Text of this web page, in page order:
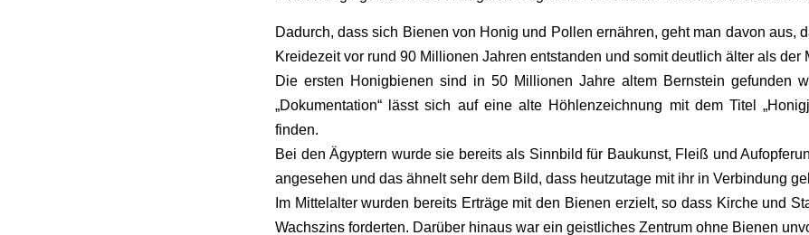
Dadurch, dass sich Bienen von Honig und Pollen ernähren, geht man davon aus,
Kreidezeit vor rund 90 Millionen Jahren entstanden und somit deutlich älter als der
Die ersten Honigbienen sind in 50 Millionen Jahre altem Bernstein gefunden
„Dokumentation“ lässt sich auf eine alte Höhlenzeichnung mit dem Titel
finden.
Bei den Ägyptern wurde sie bereits als Sinnbild für Baukunst, Fleiß und
angesehen und das ähnelt sehr dem Bild, dass heutzutage mit ihr in Verbindung
Im Mittelalter wurden bereits Erträge mit den Bienen erzielt, so dass Kirche und
Wachszins forderten. Darüber hinaus war ein geistliches Zentrum ohne Bienen